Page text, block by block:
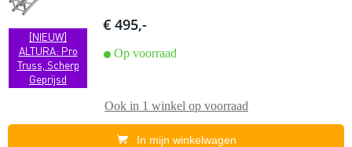
[NIEUW]
ALTURA: Pro
Truss, Scherp
Geprijsd
€ 495,-
Op voorraad
Ook in 1 winkel op voorraad
In mijn winkelwagen